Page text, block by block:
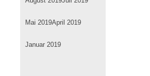
Mai 2019April 2019
Januar 2019